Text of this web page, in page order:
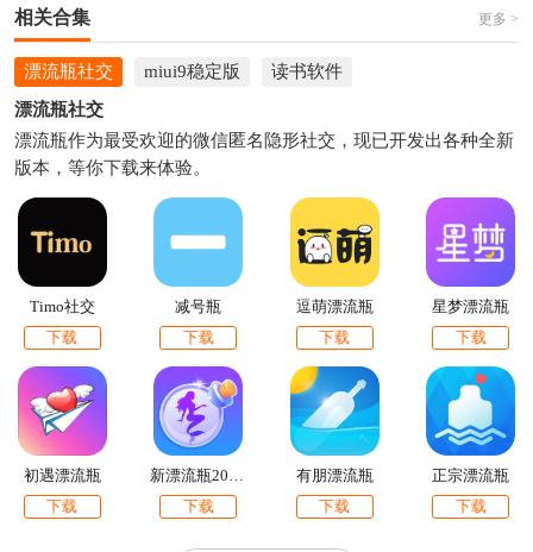
相关合集 更多 >
漂流瓶社交 miui9稳定版
读书软件
漂流瓶社交
漂流瓶作为最受欢迎的微信匿名隐形社交，现已开发出各种全新
版本，等你下载来体验。
Timo社交
下载
减号瓶
下载
逗萌漂流瓶
下载
星梦漂流瓶
下载
初遇漂流瓶
下载
下载
有朋漂流瓶
下载
正宗漂流瓶
下载